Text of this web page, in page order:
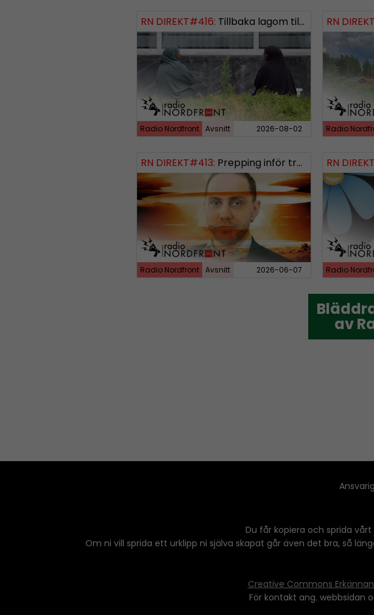
RN DIREKT#416: Tillbaka lagom till främlingsinvasionen
Radio Nordfront Avsnitt 2026-08-02
RN
Radio
RN DIREKT#413: Prepping inför tredje världskriget
Radio Nordfront Avsnitt 2026-06-07
RN
Radio
av
av
Du får kopiera och sprida
Om ni vill sprida ett urklipp ni själva skapat går även det bra, så
Creative Commons
För kontakt ang. webbsidan